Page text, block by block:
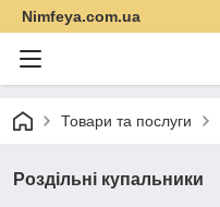
Nimfeya.com.ua
Товари та послуги
Роздільні купальники